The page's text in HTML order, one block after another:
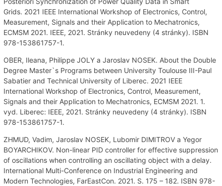
Grids. 2021 IEEE International Workshop of Electronics, Control,
Measurement, Signals and their Application to Mechatronics,
ECMSM 2021. IEEE, 2021. Stránky neuvedeny (4 stránky). ISBN
978-153861757-1.
OBER, Ileana, Philippe JOLY a Jaroslav NOSEK. About the Double
Degree Master`s Programs between University Toulouse III-Paul
Sabatier and Technical University of Liberec. 2021 IEEE
International Workshop of Electronics, Control, Measurement,
Signals and their Application to Mechatronics, ECMSM 2021. 1.
vyd. Liberec: IEEE, 2021. Stránky neuvedeny (4 stránky). ISBN
978-153861757-1.
ZHMUD, Vadim, Jaroslav NOSEK, Lubomir DIMITROV a Yegor
BOYARCHIKOV. Non-linear PID controller for effective suppression
of oscillations when controlling an oscillating object with a delay.
International Multi-Conference on Industrial Engineering and
Modern Technologies, FarEastCon. 2021. S. 175 – 182. ISBN 978-